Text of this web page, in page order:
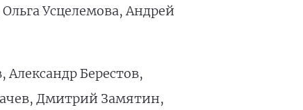
Усцелемова, Андрей
Берестов,
Дмитрий Замятин,